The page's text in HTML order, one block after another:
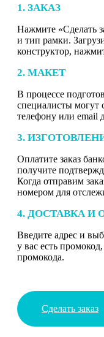
1. ЗАКАЗ
Нажмите «Сделать
и тип рамки.
конструктор,
2. МАКЕТ
В процессе
специалисты могут
телефону или email
3.
Оплатите заказ
получите
Когда отправим
номером для
4. ДОСТАВКА И
Введите адрес и
у вас есть
промокода.
Сделать заказ